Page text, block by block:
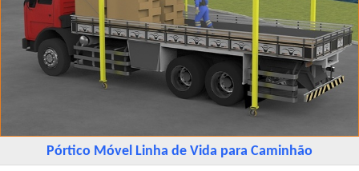
Pórtico Móvel Linha de Vida para Caminhão